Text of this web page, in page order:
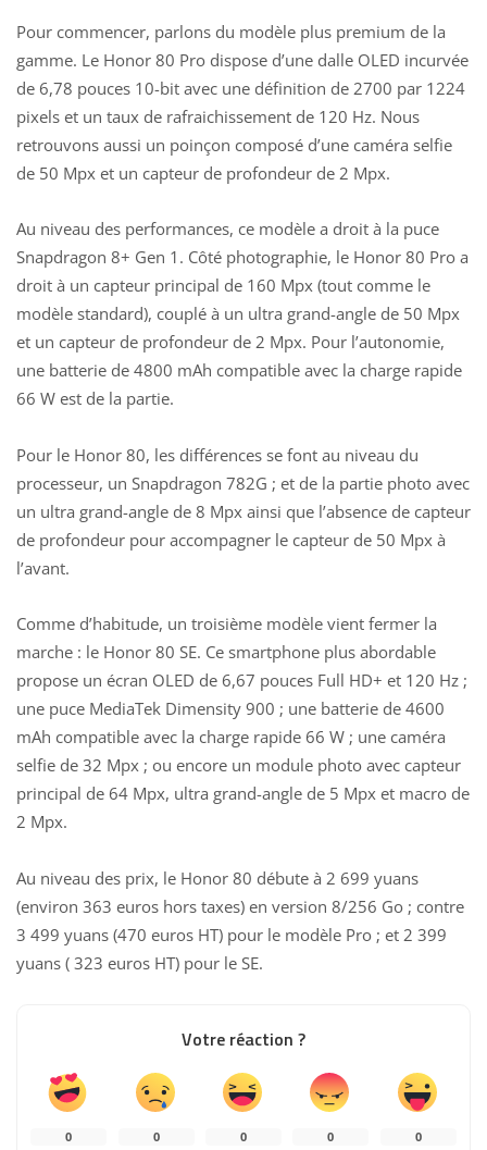
Pour commencer, parlons du modèle plus premium de la
gamme. Le Honor 80 Pro dispose d’une dalle OLED incurvée
de 6,78 pouces 10-bit avec une définition de 2700 par 1224
pixels et un taux de rafraichissement de 120 Hz. Nous
retrouvons aussi un poinçon composé d’une caméra selfie
de 50 Mpx et un capteur de profondeur de 2 Mpx.
Au niveau des performances, ce modèle a droit à la puce
Snapdragon 8+ Gen 1. Côté photographie, le Honor 80 Pro a
droit à un capteur principal de 160 Mpx (tout comme le
modèle standard), couplé à un ultra grand-angle de 50 Mpx
et un capteur de profondeur de 2 Mpx. Pour l’autonomie,
une batterie de 4800 mAh compatible avec la charge rapide
66 W est de la partie.
Pour le Honor 80, les différences se font au niveau du
processeur, un Snapdragon 782G ; et de la partie photo avec
un ultra grand-angle de 8 Mpx ainsi que l’absence de capteur
de profondeur pour accompagner le capteur de 50 Mpx à
l’avant.
Comme d’habitude, un troisième modèle vient fermer la
marche : le Honor 80 SE. Ce smartphone plus abordable
propose un écran OLED de 6,67 pouces Full HD+ et 120 Hz ;
une puce MediaTek Dimensity 900 ; une batterie de 4600
mAh compatible avec la charge rapide 66 W ; une caméra
selfie de 32 Mpx ; ou encore un module photo avec capteur
principal de 64 Mpx, ultra grand-angle de 5 Mpx et macro de
2 Mpx.
Au niveau des prix, le Honor 80 débute à 2 699 yuans
(environ 363 euros hors taxes) en version 8/256 Go ; contre
3 499 yuans (470 euros HT) pour le modèle Pro ; et 2 399
yuans ( 323 euros HT) pour le SE.
Votre réaction ?
0 0 0 0 0